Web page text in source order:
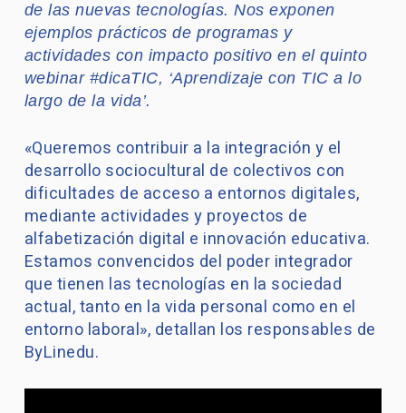
de las nuevas tecnologías. Nos exponen
ejemplos prácticos de programas y
actividades con impacto positivo en el quinto
webinar #dicaTIC, ‘Aprendizaje con TIC a lo
largo de la vida’.
«Queremos contribuir a la integración y el
desarrollo sociocultural de colectivos con
dificultades de acceso a entornos digitales,
mediante actividades y proyectos de
alfabetización digital e innovación educativa.
Estamos convencidos del poder integrador
que tienen las tecnologías en la sociedad
actual, tanto en la vida personal como en el
entorno laboral», detallan los responsables de
ByLinedu.